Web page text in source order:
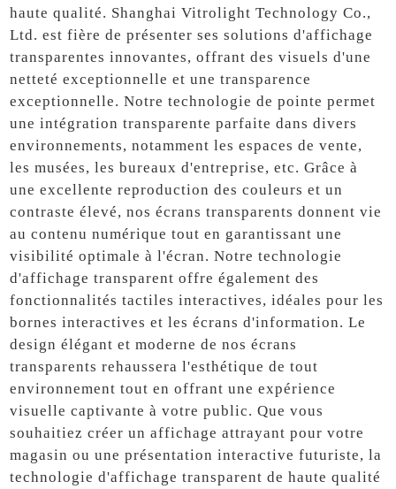
haute qualité. Shanghai Vitrolight Technology Co.,
Ltd. est fière de présenter ses solutions d'affichage
transparentes innovantes, offrant des visuels d'une
netteté exceptionnelle et une transparence
exceptionnelle. Notre technologie de pointe permet
une intégration transparente parfaite dans divers
environnements, notamment les espaces de vente,
les musées, les bureaux d'entreprise, etc. Grâce à
une excellente reproduction des couleurs et un
contraste élevé, nos écrans transparents donnent vie
au contenu numérique tout en garantissant une
visibilité optimale à l'écran. Notre technologie
d'affichage transparent offre également des
fonctionnalités tactiles interactives, idéales pour les
bornes interactives et les écrans d'information. Le
design élégant et moderne de nos écrans
transparents rehaussera l'esthétique de tout
environnement tout en offrant une expérience
visuelle captivante à votre public. Que vous
souhaitiez créer un affichage attrayant pour votre
magasin ou une présentation interactive futuriste, la
technologie d'affichage transparent de haute qualité